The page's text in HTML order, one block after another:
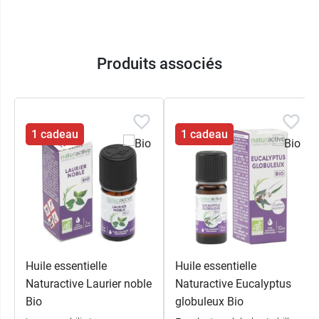
notre empreinte environnementale
partour dans le monde
Garantir la qualité de nos produits éco-
conçus
Engager les hommes par le biais d'actions
sociales et environnementales
Caractéristiques :
Flacon de 5 ml
sécurisée enfant
Bio
Produits associés
1 cadeau
Huile essentielle
Naturactive Laurier noble
Bio
1 cadeau
Huile essentielle
Naturactive Eucalyptus
globuleux Bio